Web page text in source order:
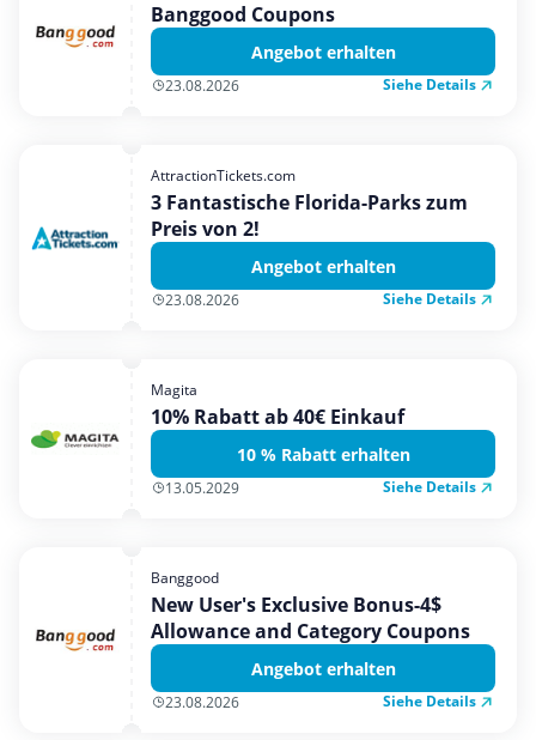
Banggood Coupons
Angebot erhalten
23.08.2026 Siehe Details
AttractionTickets.com
3 Fantastische Florida-Parks zum
Preis von 2!
Angebot erhalten
23.08.2026 Siehe Details
Magita
10% Rabatt ab 40€ Einkauf
10 % Rabatt erhalten
13.05.2029 Siehe Details
Banggood
New User's Exclusive Bonus-4$
Allowance and Category Coupons
Angebot erhalten
23.08.2026 Siehe Details